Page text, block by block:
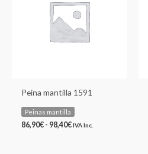
Peina mantilla 1591
Peinas mantilla
86,90€ - 98,40€
86,90€
hasta
98,40€
IVA Inc.